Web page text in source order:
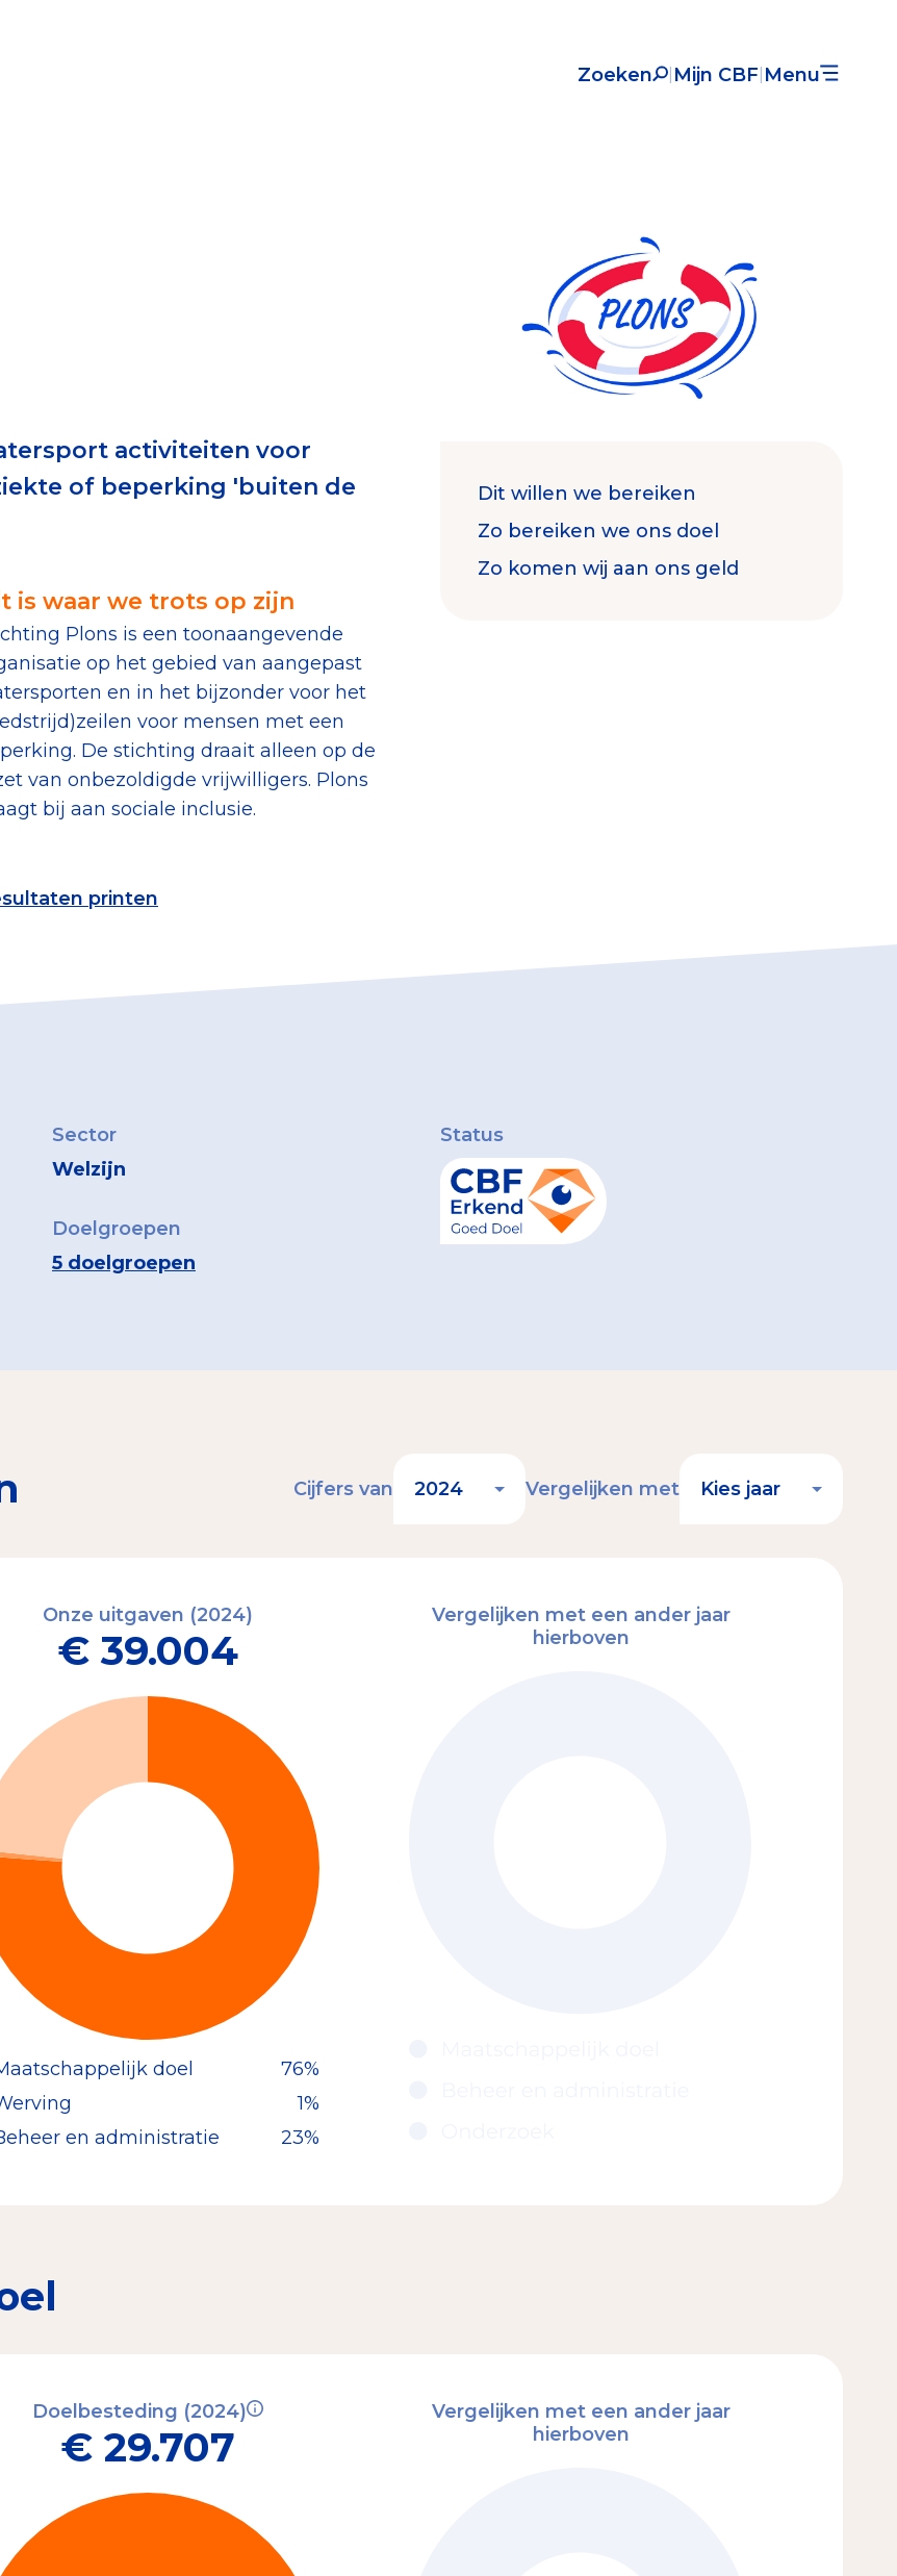
Zoeken Mijn CBF Menu
van een goed doel
Checklist
doelen
Register Erkende Donatieplatformen
activiteiten voor
of beperking 'buiten de
is waar we trots op zijn
Plons is een toonaangevende
op het gebied van aangepast
en in het bijzonder voor het
voor mensen met een
De stichting draait alleen op de
van onbezoldigde vrijwilligers. Plons
bij aan sociale inclusie.
printen
Dit willen we bereiken
Zo bereiken we ons doel
Zo komen wij aan ons geld
Sector
Welzijn
Doelgroepen
5 doelgroepen
Status
Cijfers van Vergelijken met
Vergelijken met een ander jaar
hierboven
Onze uitgaven (2024)
€ 39.004
doel
76%
1%
en administratie
23%
Vergelijken met een ander jaar
hierboven
Doelbesteding (2024)
€ 29.707